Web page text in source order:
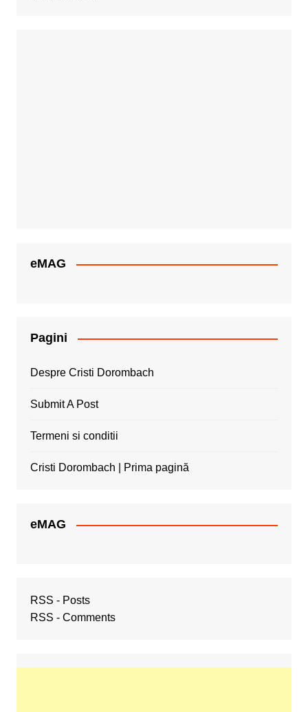
eMAG
Pagini
Despre Cristi Dorombach
Submit A Post
Termeni si conditii
Cristi Dorombach | Prima pagină
eMAG
RSS - Posts
RSS - Comments